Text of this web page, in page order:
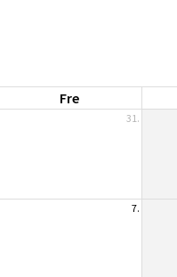
Fre
31.
7.